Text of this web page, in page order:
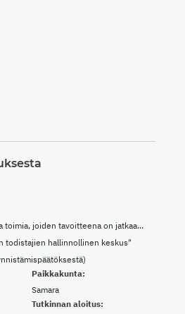
Paikkakunta:
Samara
toimia, joiden tavoitteena on jatkaa...
todistajien hallinnollinen keskus"
Tutkinnan aloitus: